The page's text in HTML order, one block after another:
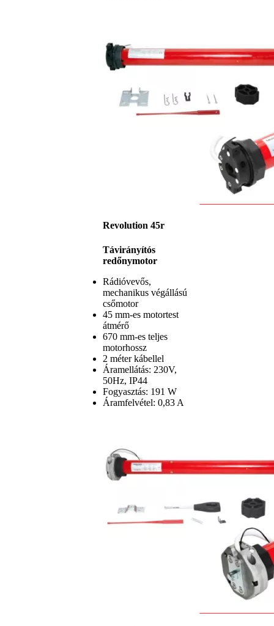
Revolution 45r
Távirányítós
redőnymotor
Rádióvevős,
mechanikus végállású
csőmotor
45 mm-es motortest
átmérő
670 mm-es teljes
motorhossz
2 méter kábellel
Áramellátás: 230V,
50Hz, IP44
Fogyasztás: 191 W
Áramfelvétel: 0,83 A